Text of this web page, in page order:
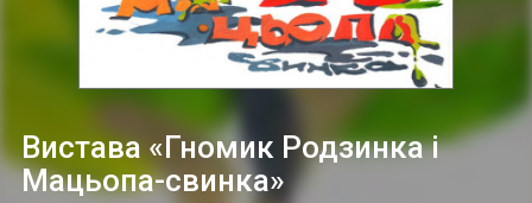
Вистава «Гномик Родзинка і
Мацьопа-свинка»